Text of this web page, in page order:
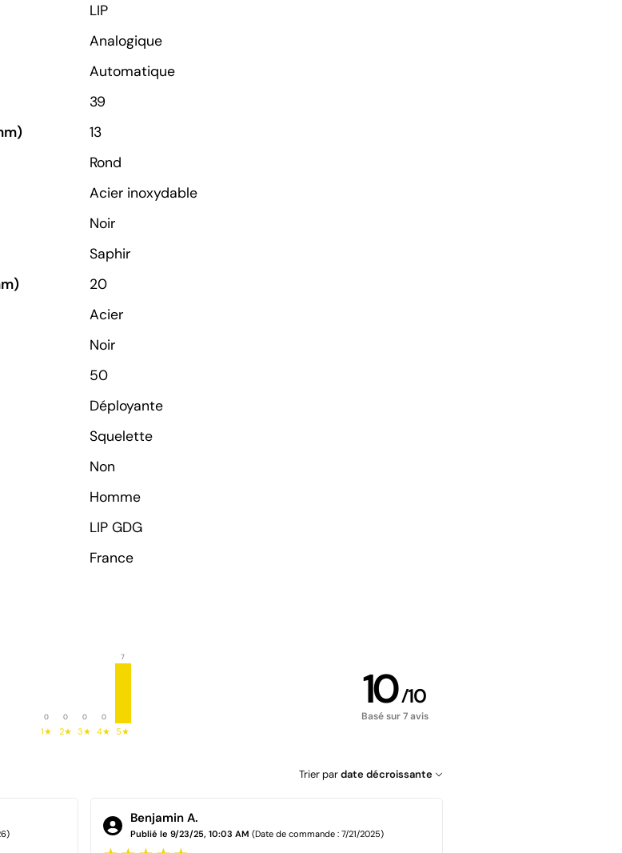
LIP
Analogique
Automatique
39
13
Rond
Acier inoxydable
Noir
Saphir
20
Acier
Noir
50
Déployante
Squelette
Non
Homme
LIP GDG
France
0
1★
0
2★
0
3★
0
4★
7
5★
10/10
Basé sur 7 avis
Trier pardate décroissante
Benjamin A.
Publié le 9/23/25, 10:03 AM (Date de commande : 7/21/2025)